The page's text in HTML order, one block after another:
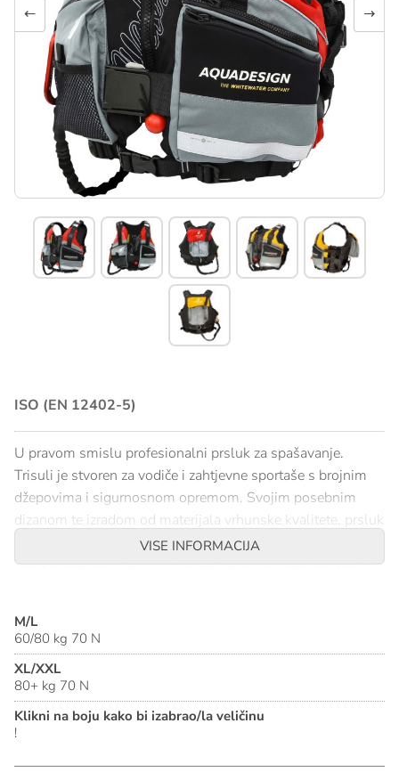
← →
ISO (EN 12402-5)
U pravom smislu profesionalni prsluk za spašavanje.
Trisuli je stvoren za vodiče i zahtjevne sportaše s brojnim
džepovima i sigurnosnom opremom. Svojim posebnim
dizanom te izradom od materijala vrhunske kvalitete, prsluk
Trisuli pruža maksimalnu udobnost. Njegovi brojni džepovi
i funkcionalnost kao što je nosač za nož ili pupčana vrpca
SPECIFIKACIJE
Materijal: Cordura® 1000 D / PVC pjena.
Zatezanje: Prednja preklopna kopča (4cm) / kopča i
VISE INFORMACIJA
M/L
60/80 kg 70 N
XL/XXL
80+ kg 70 N
Klikni na boju kako bi izabrao/la veličinu
!